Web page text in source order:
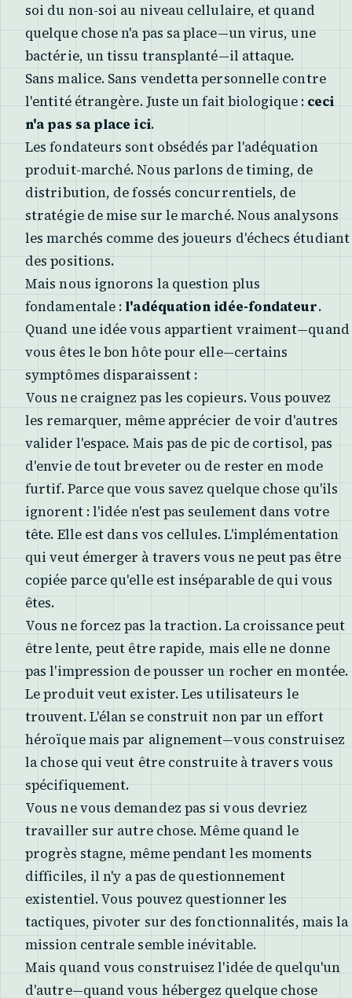
soi du non-soi au niveau cellulaire, et quand
quelque chose n'a pas sa place—un virus, une
bactérie, un tissu transplanté—il attaque.
Sans malice. Sans vendetta personnelle contre
l'entité étrangère. Juste un fait biologique : ceci
n'a pas sa place ici.
Les fondateurs sont obsédés par l'adéquation
produit-marché. Nous parlons de timing, de
distribution, de fossés concurrentiels, de
stratégie de mise sur le marché. Nous analysons
les marchés comme des joueurs d'échecs étudiant
des positions.
Mais nous ignorons la question plus
fondamentale : l'adéquation idée-fondateur.
Quand une idée vous appartient vraiment—quand
vous êtes le bon hôte pour elle—certains
symptômes disparaissent :
Vous ne craignez pas les copieurs. Vous pouvez
les remarquer, même apprécier de voir d'autres
valider l'espace. Mais pas de pic de cortisol, pas
d'envie de tout breveter ou de rester en mode
furtif. Parce que vous savez quelque chose qu'ils
ignorent : l'idée n'est pas seulement dans votre
tête. Elle est dans vos cellules. L'implémentation
qui veut émerger à travers vous ne peut pas être
copiée parce qu'elle est inséparable de qui vous
êtes.
Vous ne forcez pas la traction. La croissance peut
être lente, peut être rapide, mais elle ne donne
pas l'impression de pousser un rocher en montée.
Le produit veut exister. Les utilisateurs le
trouvent. L'élan se construit non par un effort
héroïque mais par alignement—vous construisez
la chose qui veut être construite à travers vous
spécifiquement.
Vous ne vous demandez pas si vous devriez
travailler sur autre chose. Même quand le
progrès stagne, même pendant les moments
difficiles, il n'y a pas de questionnement
existentiel. Vous pouvez questionner les
tactiques, pivoter sur des fonctionnalités, mais la
mission centrale semble inévitable.
Mais quand vous construisez l'idée de quelqu'un
d'autre—quand vous hébergez quelque chose